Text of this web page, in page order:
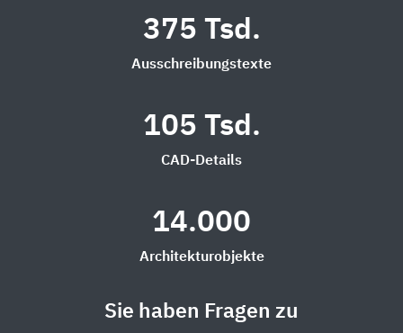
375 Tsd.
Ausschreibungstexte
105 Tsd.
CAD-Details
14.000
Architekturobjekte
Sie haben Fragen zu